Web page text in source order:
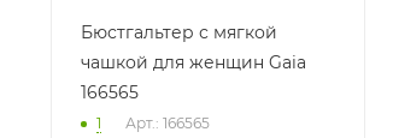
Бюстгальтер с мягкой
чашкой для женщин Gaia
166565
1 Арт.: 166565